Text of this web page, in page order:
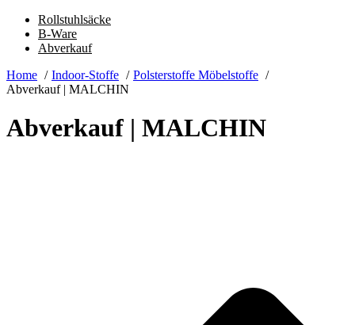
Rollstuhlsäcke
B-Ware
Abverkauf
Home
Indoor-Stoffe
Polsterstoffe Möbelstoffe
Abverkauf | MALCHIN
Abverkauf | MALCHIN